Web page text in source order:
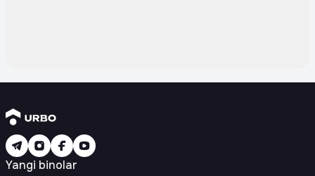
Yangi binolar